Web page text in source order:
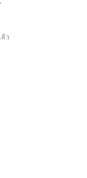
ว